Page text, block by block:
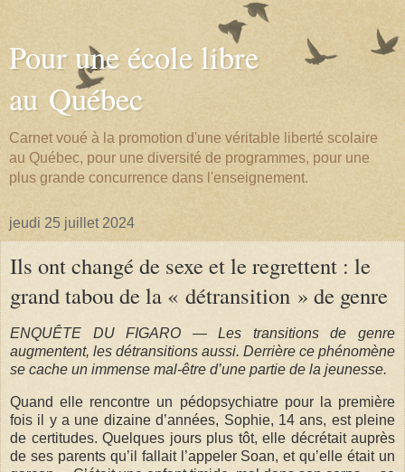
Pour une école libre
au Québec
Carnet voué à la promotion d'une véritable liberté scolaire
au Québec, pour une diversité de programmes, pour une
plus grande concurrence dans l'enseignement.
jeudi 25 juillet 2024
Ils ont changé de sexe et le regrettent : le
grand tabou de la « détransition » de genre
ENQUÊTE DU FIGARO — Les transitions de genre
augmentent, les détransitions aussi. Derrière ce phénomène
se cache un immense mal-être d’une partie de la jeunesse.
Quand elle rencontre un pédopsychiatre pour la première
fois il y a une dizaine d’années, Sophie, 14 ans, est pleine
de certitudes. Quelques jours plus tôt, elle décrétait auprès
de ses parents qu’il fallait l’appeler Soan, et qu’elle était un